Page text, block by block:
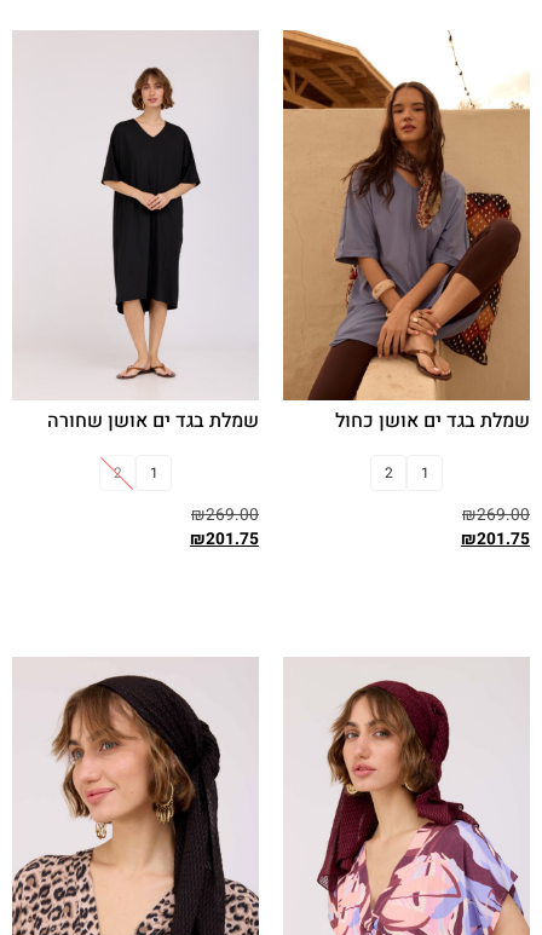
שמלת בגד ים אושן כחול
1
2
₪269.00
₪201.75
שמלת בגד ים אושן שחורה
1
2
₪269.00
₪201.75